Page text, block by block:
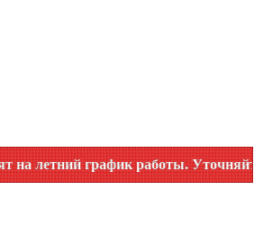
график работы. Уточняйте